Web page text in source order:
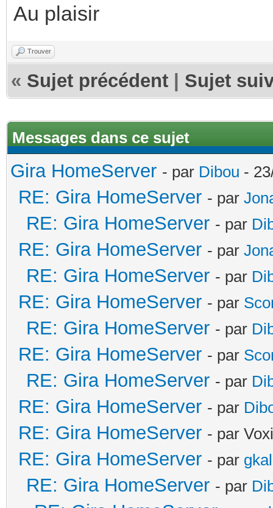
Au plaisir
Trouver
« Sujet précédent Sujet
Messages dans ce sujet
Gira HomeServer - par Dibou -
RE: Gira HomeServer - par
RE: Gira HomeServer - par
RE: Gira HomeServer - par
RE: Gira HomeServer - par
RE: Gira HomeServer - par
RE: Gira HomeServer - par
RE: Gira HomeServer - par
RE: Gira HomeServer - par
RE: Gira HomeServer - par
RE: Gira HomeServer - par
RE: Gira HomeServer - par
RE: Gira HomeServer - par